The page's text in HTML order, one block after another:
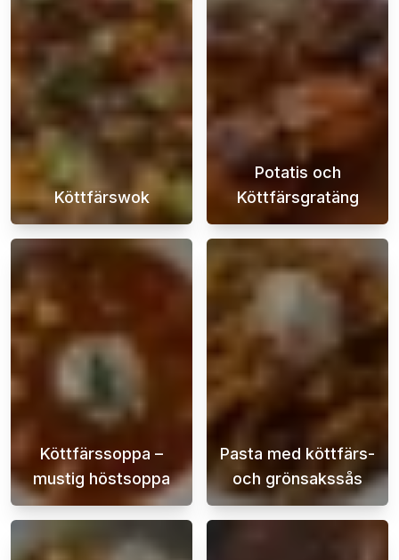
Köttfärswok
En köttfärswok är en fantastisk måltid för
Potatis och
Köttfärsgratäng
Potatis- och
Köttfärssoppa –
mustig höstsoppa
Hösten är den perfekta årstiden för att
Pasta med köttfärs-
och grönsakssås
Pasta med